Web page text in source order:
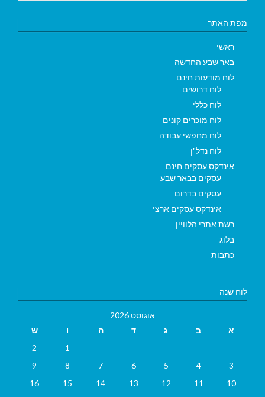
מפת האתר
ראשי
באר שבע החדשה
לוח מודעות חינם
לוח דרושים
לוח כללי
לוח מוכרים קונים
לוח מחפשי עבודה
לוח נדל"ן
אינדקס עסקים חינם
עסקים בבאר שבע
עסקים בדרום
אינדקס עסקים ארצי
רשת אתרי הלוויין
בלוג
כתבות
לוח שנה
אוגוסט 2026
א
ב ג ד ה ו
ש
1
2
3
4
5
6
7
8
9
10
11
12
13
14
15
16